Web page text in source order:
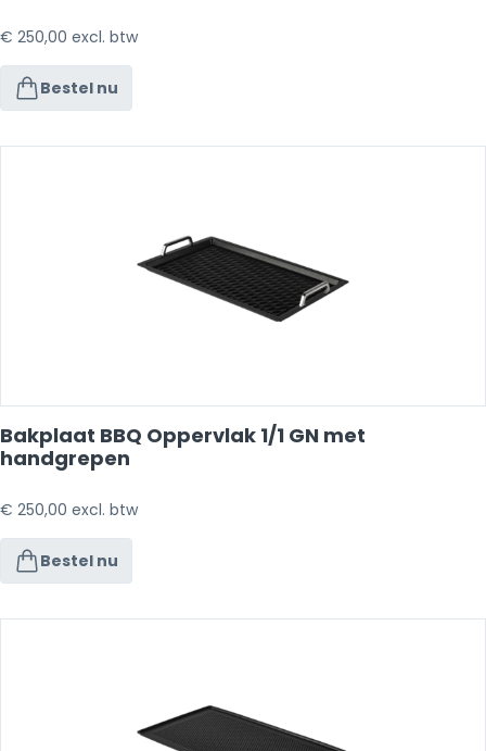
€ 250,00 excl. btw
Bestel nu
Bakplaat BBQ Oppervlak 1/1 GN met
handgrepen
€ 250,00 excl. btw
Bestel nu